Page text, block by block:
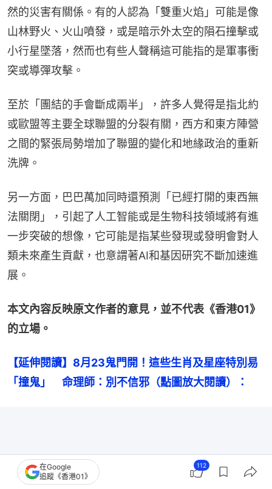
然的災害有關係。有的人認為「雙重火焰」可能是像
山林野火、火山噴發，或是暗示外太空的隕石撞擊或
小行星墜落，然而也有些人聲稱這可能指的是軍事衝
突或導彈攻擊。
至於「團結的手會斷成兩半」，許多人覺得是指北約
或歐盟等主要全球聯盟的分裂有關，西方和東方陣營
之間的緊張局勢增加了聯盟的變化和地緣政治的重新
洗牌。
另一方面，巴巴萬加同時還預測「已經打開的東西無
法關閉」，引起了人工智能或是生物科技領域將有進
一步突破的想像，它可能是指某些發現或發明會對人
類未來產生貢獻，也意謂著AI和基因研究不斷加速進
展。
本文內容反映原文作者的意見，並不代表《香港01》
的立場。
【延伸閱讀】8月23鬼門開！這些生肖及星座特別易
「撞鬼」　命理師：別不信邪（點圖放大閱讀）：
在Google
追蹤《香港01》
112